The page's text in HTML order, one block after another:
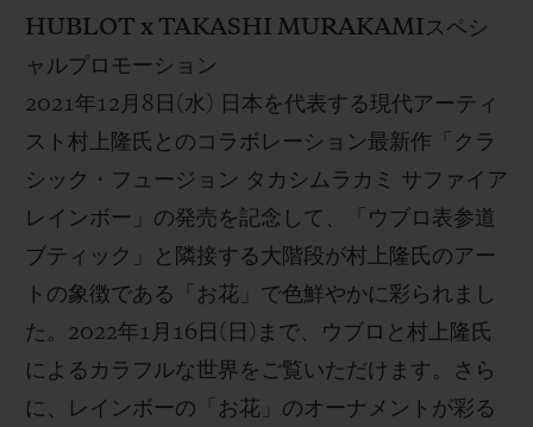
HUBLOT x TAKASHI MURAKAMIスペシ
ャルプロモーション
2021年12月 8 日 (水) 日本を代表する現代アーティ
スト村上隆氏とのコラボレーション最新作「クラ
シック・フュージョン タカシムラカミ サファイア
レインボー」の発売を記念して、「ウブロ表参道
ブティック」と隣接する大階段が村上隆氏のアー
トの象徴である「お花」で色鮮やかに彩られまし
た。 2022年1 月 16 日 ( 日 ) まで、ウブロと村上隆氏
によるカラフルな世界をご覧いただけます。さら
に、レインボーの「お花」のオーナメントが彩る